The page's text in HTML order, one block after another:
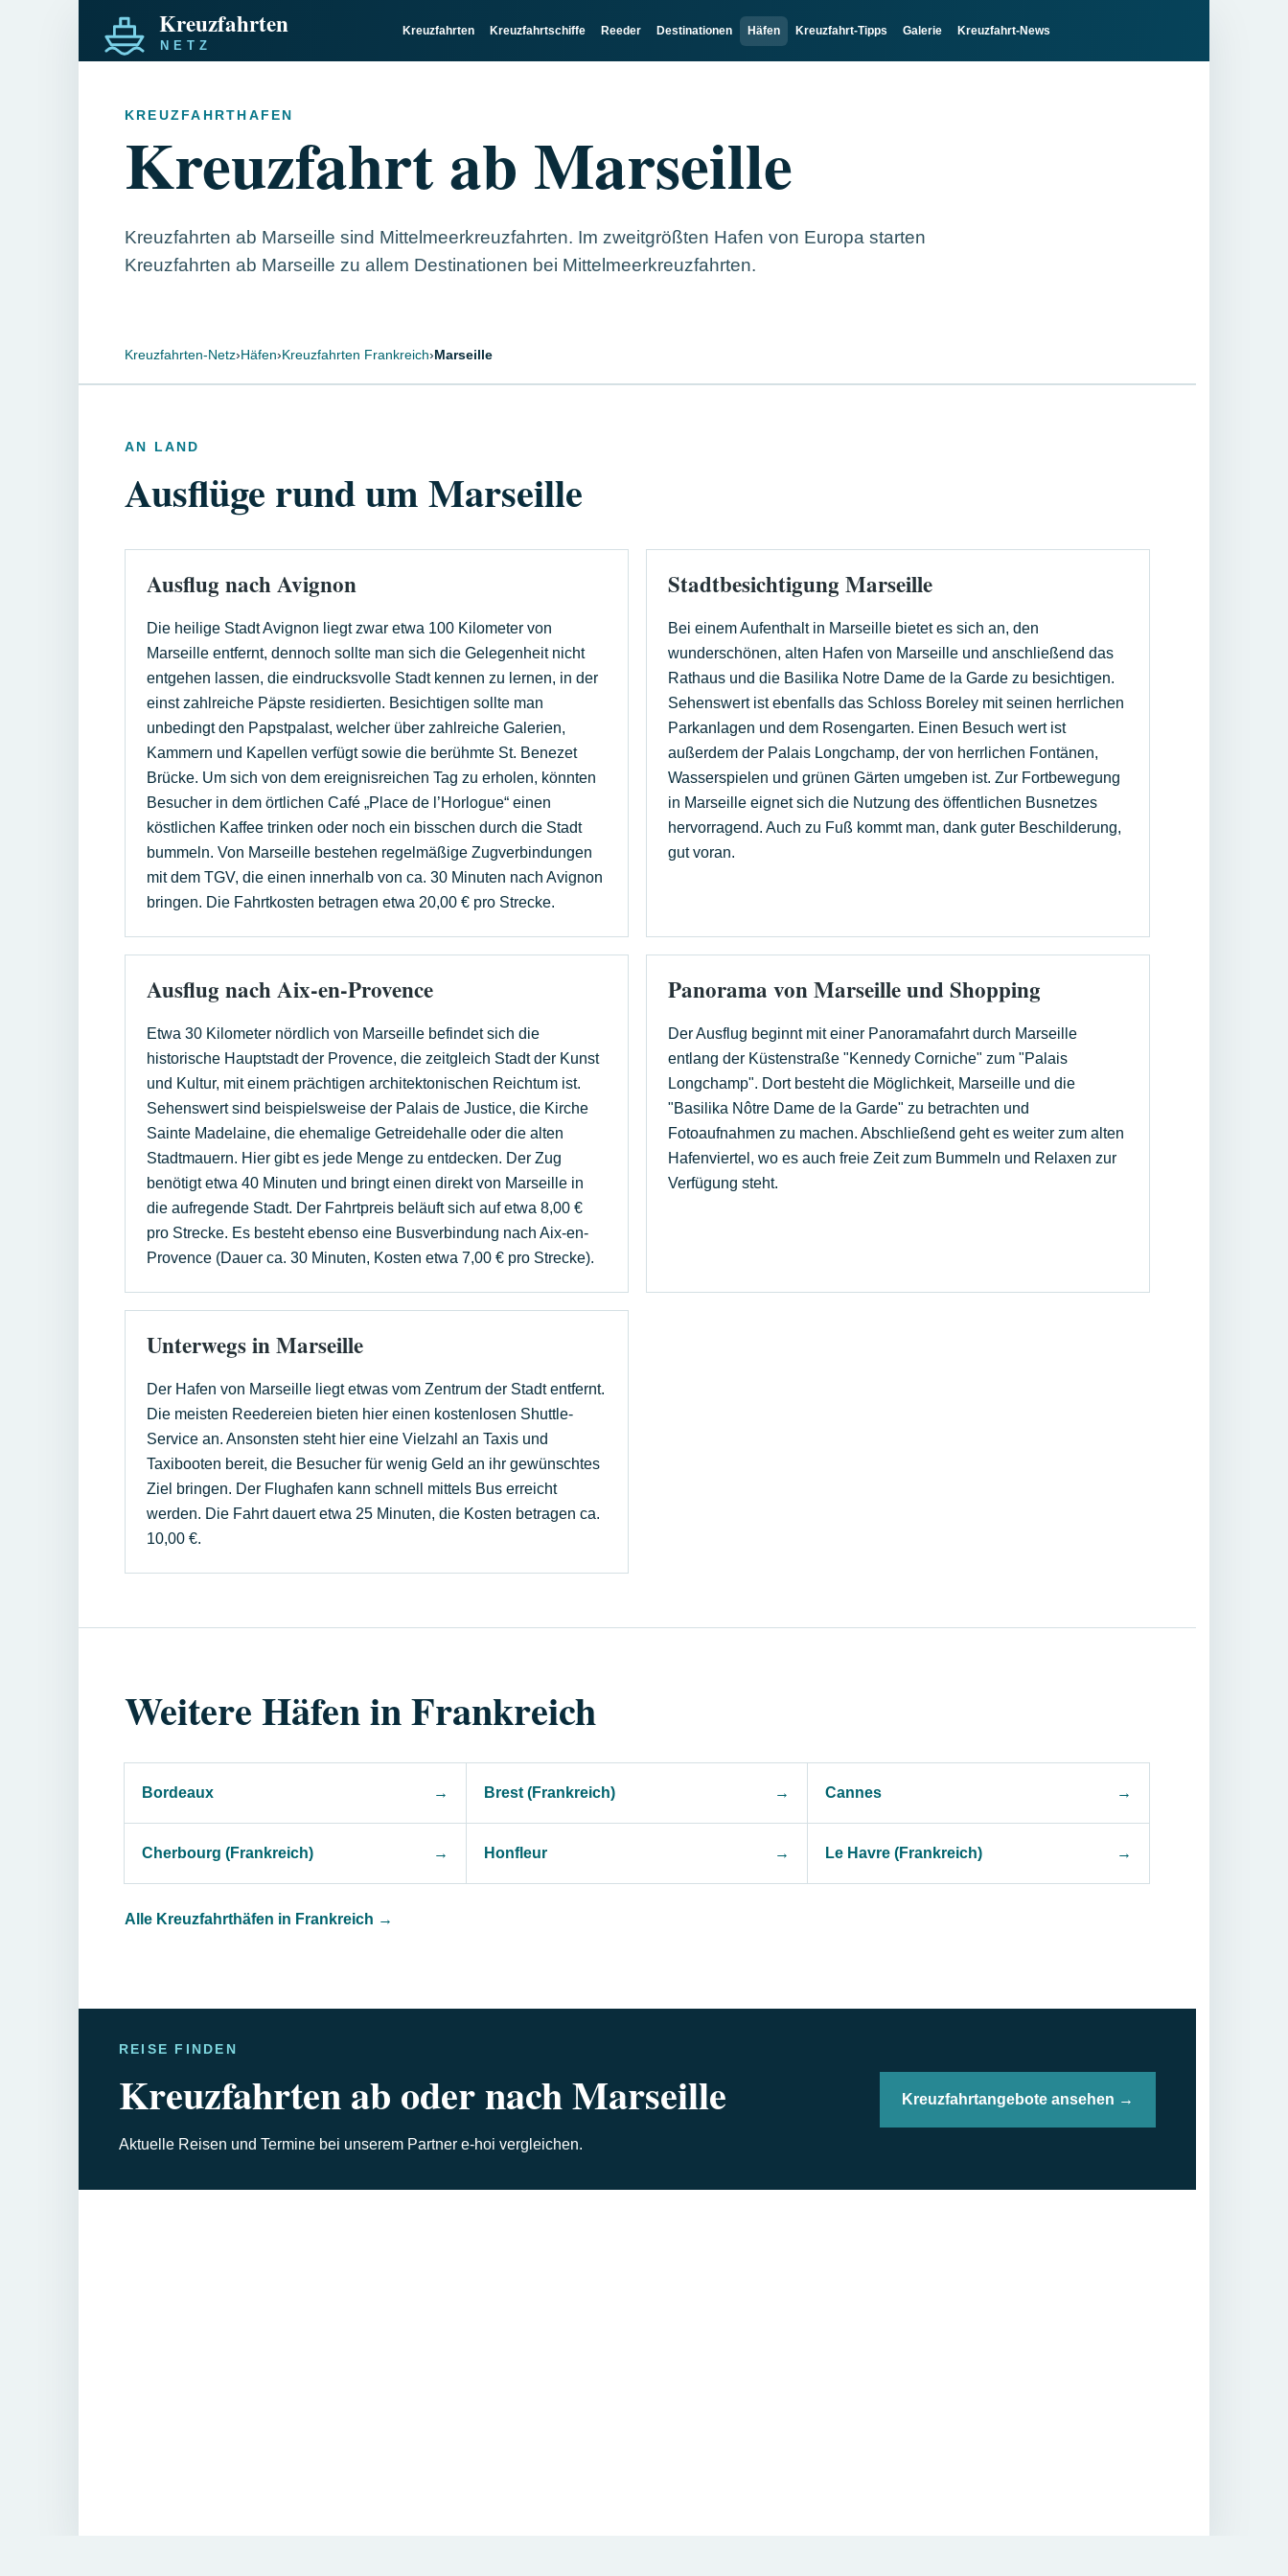
Kreuzfahrten Kreuzfahrtschiffe Reeder Destinationen Häfen Kreuzfahrt-Tipps Galerie Kreuzfahrt-News
KREUZFAHRTHAFEN
Kreuzfahrt ab Marseille
Kreuzfahrten ab Marseille sind Mittelmeerkreuzfahrten. Im zweitgrößten Hafen von Europa starten
Kreuzfahrten ab Marseille zu allem Destinationen bei Mittelmeerkreuzfahrten.
Kreuzfahrten-Netz›Häfen›Kreuzfahrten Frankreich›Marseille
AN LAND
Ausflüge rund um Marseille
Ausflug nach Avignon
Die heilige Stadt Avignon liegt zwar etwa 100 Kilometer von
Marseille entfernt, dennoch sollte man sich die Gelegenheit nicht
entgehen lassen, die eindrucksvolle Stadt kennen zu lernen, in der
einst zahlreiche Päpste residierten. Besichtigen sollte man
unbedingt den Papstpalast, welcher über zahlreiche Galerien,
Kammern und Kapellen verfügt sowie die berühmte St. Benezet
Brücke. Um sich von dem ereignisreichen Tag zu erholen, könnten
Besucher in dem örtlichen Café „Place de l’Horlogue“ einen
köstlichen Kaffee trinken oder noch ein bisschen durch die Stadt
bummeln. Von Marseille bestehen regelmäßige Zugverbindungen
mit dem TGV, die einen innerhalb von ca. 30 Minuten nach Avignon
bringen. Die Fahrtkosten betragen etwa 20,00 € pro Strecke.
Stadtbesichtigung Marseille
Bei einem Aufenthalt in Marseille bietet es sich an, den
wunderschönen, alten Hafen von Marseille und anschließend das
Rathaus und die Basilika Notre Dame de la Garde zu besichtigen.
Sehenswert ist ebenfalls das Schloss Boreley mit seinen herrlichen
Parkanlagen und dem Rosengarten. Einen Besuch wert ist
außerdem der Palais Longchamp, der von herrlichen Fontänen,
Wasserspielen und grünen Gärten umgeben ist. Zur Fortbewegung
in Marseille eignet sich die Nutzung des öffentlichen Busnetzes
hervorragend. Auch zu Fuß kommt man, dank guter Beschilderung,
gut voran.
Ausflug nach Aix-en-Provence
Etwa 30 Kilometer nördlich von Marseille befindet sich die
historische Hauptstadt der Provence, die zeitgleich Stadt der Kunst
und Kultur, mit einem prächtigen architektonischen Reichtum ist.
Sehenswert sind beispielsweise der Palais de Justice, die Kirche
Sainte Madelaine, die ehemalige Getreidehalle oder die alten
Stadtmauern. Hier gibt es jede Menge zu entdecken. Der Zug
benötigt etwa 40 Minuten und bringt einen direkt von Marseille in
die aufregende Stadt. Der Fahrtpreis beläuft sich auf etwa 8,00 €
pro Strecke. Es besteht ebenso eine Busverbindung nach Aix-en-
Provence (Dauer ca. 30 Minuten, Kosten etwa 7,00 € pro Strecke).
Panorama von Marseille und Shopping
Der Ausflug beginnt mit einer Panoramafahrt durch Marseille
entlang der Küstenstraße "Kennedy Corniche" zum "Palais
Longchamp". Dort besteht die Möglichkeit, Marseille und die
"Basilika Nôtre Dame de la Garde" zu betrachten und
Fotoaufnahmen zu machen. Abschließend geht es weiter zum alten
Hafenviertel, wo es auch freie Zeit zum Bummeln und Relaxen zur
Verfügung steht.
Unterwegs in Marseille
Der Hafen von Marseille liegt etwas vom Zentrum der Stadt entfernt.
Die meisten Reedereien bieten hier einen kostenlosen Shuttle-
Service an. Ansonsten steht hier eine Vielzahl an Taxis und
Taxibooten bereit, die Besucher für wenig Geld an ihr gewünschtes
Ziel bringen. Der Flughafen kann schnell mittels Bus erreicht
werden. Die Fahrt dauert etwa 25 Minuten, die Kosten betragen ca.
10,00 €.
Weitere Häfen in Frankreich
Bordeaux → Brest (Frankreich) → Cannes →
Cherbourg (Frankreich) → Honfleur → Le Havre (Frankreich) →
Alle Kreuzfahrthäfen in Frankreich →
REISE FINDEN
Kreuzfahrten ab oder nach Marseille
Aktuelle Reisen und Termine bei unserem Partner e-hoi vergleichen.
Kreuzfahrtangebote ansehen →